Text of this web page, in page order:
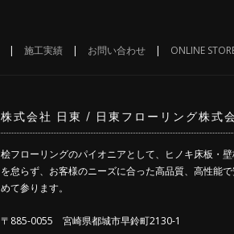
施工実績| お問い合わせ| ONLINE
株式会社 日東 / 日東フローリング株式
桧フローリングのパイオニアとして、ヒノキ床板・
を怠らず、お客様のニーズに合った高品質、高性能
めて参ります。
〒885-0055 宮崎県都城市早鈴町2130-1